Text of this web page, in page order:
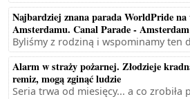
Najbardziej znana parada WorldPride na
Amsterdamu. Canal Parade -
Byliśmy z rodziną i wspominamy ten
Alarm w straży pożarnej. Złodzieje
remiz, mogą zginąć ludzie
Seria trwa od miesięcy... a co zrobiła